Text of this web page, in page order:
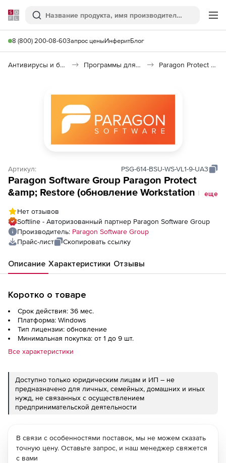
Softline
Поиск
8 (800) 200-08-60Запрос ценыИнферитБлог
Антивирусы и безопасность Программы для защиты информации Paragon Protect & Restore
Артикул: PSG-614-BSU-WS-VL1-9-UA3
Paragon Software Group Paragon Protect
&amp; Restore (обновление Workstation на 3
еще
Нет отзывов
Softline - Авторизованный партнер Paragon Software Group
Производитель: Paragon Software Group
Прайс-лист
Скопировать ссылку
Описание Характеристики Отзывы
Коротко о товаре
Срок действия: 36 мес.
Платформа: Windows
Тип лицензии: обновление
Минимальная покупка: от 1 до 9 шт.
Все характеристики
Доступно только юридическим лицам и ИП – не
предназначено для личных, семейных, домашних и иных
нужд, не связанных с осуществлением
предпринимательской деятельности
В связи с особенностями поставок, мы не можем сказать
точную цену. Оставьте запрос, и наш менеджер свяжется
с вами